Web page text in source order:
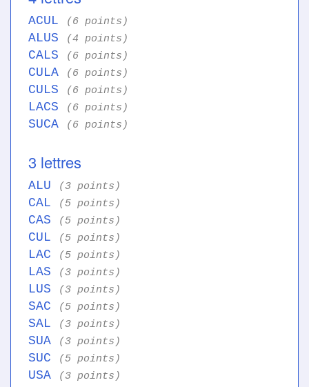
ACUL (6 points)
ALUS (4 points)
CALS (6 points)
CULA (6 points)
CULS (6 points)
LACS (6 points)
SUCA (6 points)
3 lettres
ALU (3 points)
CAL (5 points)
CAS (5 points)
CUL (5 points)
LAC (5 points)
LAS (3 points)
LUS (3 points)
SAC (5 points)
SAL (3 points)
SUA (3 points)
SUC (5 points)
USA (3 points)